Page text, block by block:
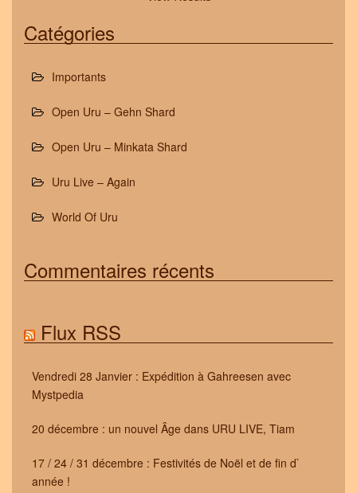
Catégories
Importants
Open Uru – Gehn Shard
Open Uru – Minkata Shard
Uru Live – Again
World Of Uru
Commentaires récents
Flux RSS
Vendredi 28 Janvier : Expédition à Gahreesen avec
Mystpedia
20 décembre : un nouvel Âge dans URU LIVE, Tiam
17 / 24 / 31 décembre : Festivités de Noël et de fin d`
année !